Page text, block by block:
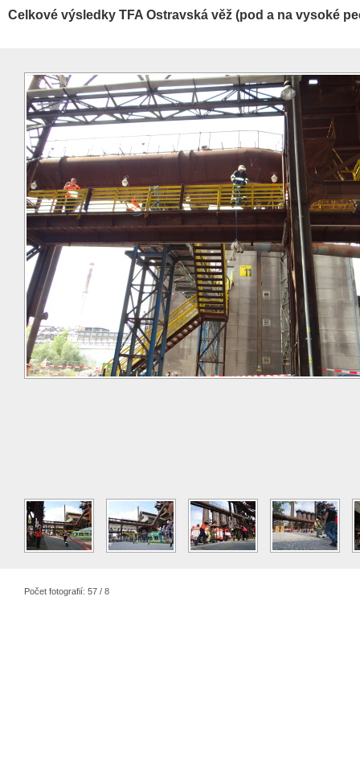
Celkové výsledky TFA Ostravská věž (pod a na vysoké
Počet fotografií: 57 / 8